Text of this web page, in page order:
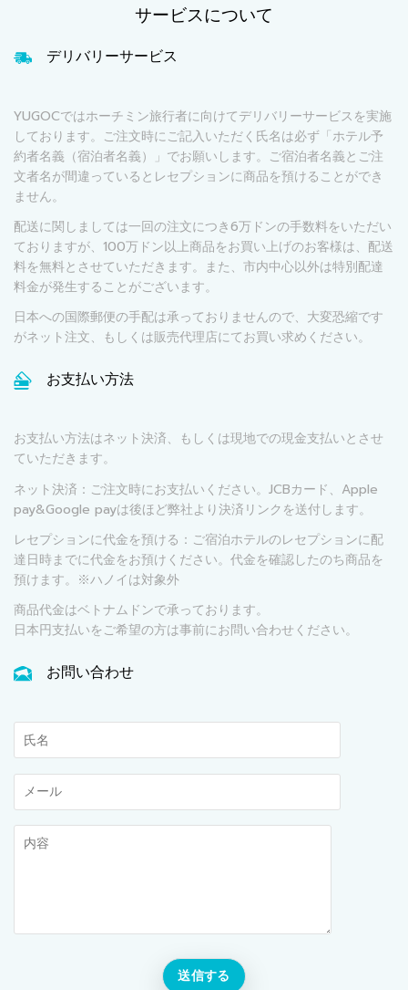
サービスについて
デリバリーサービス
YUGOCではホーチミン旅行者に向けてデリバリーサービスを実施
しております。ご注文時にご記入いただく氏名は必ず「ホテル予
約者名義（宿泊者名義）」でお願いします。ご宿泊者名義とご注
文者名が間違っているとレセプションに商品を預けることができ
ません。
配送に関しましては一回の注文につき6万ドンの手数料をいただい
ておりますが、100万ドン以上商品をお買い上げのお客様は、配送
料を無料とさせていただきます。また、市内中心以外は特別配達
料金が発生することがございます。
日本への国際郵便の手配は承っておりませんので、大変恐縮です
がネット注文、もしくは販売代理店にてお買い求めください。
お支払い方法
お支払い方法はネット決済、もしくは現地での現金支払いとさせ
ていただきます。
ネット決済：ご注文時にお支払いください。JCBカード、Apple
pay&Google payは後ほど弊社より決済リンクを送付します。
レセプションに代金を預ける：ご宿泊ホテルのレセプションに配
達日時までに代金をお預けください。代金を確認したのち商品を
預けます。※ハノイは対象外
商品代金はベトナムドンで承っております。
日本円支払いをご希望の方は事前にお問い合わせください。
お問い合わせ